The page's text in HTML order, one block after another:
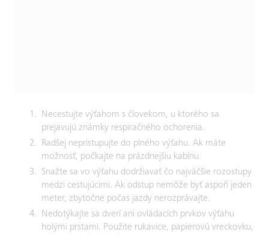
Necestujte výťahom s človekom, u ktorého sa
prejavujú známky respiračného ochorenia.
Radšej nepristupujte do plného výťahu. Ak máte
možnosť, počkajte na prázdnejšiu kabínu.
Snažte sa vo výťahu dodržiavať čo najväčšie rozostupy
medzi cestujúcimi. Ak odstup nemôže byť aspoň jeden
meter, zbytočne počas jazdy nerozprávajte.
Nedotýkajte sa dverí ani ovládacích prvkov výťahu
holými prstami. Použite rukavice, papierovú vreckovku,